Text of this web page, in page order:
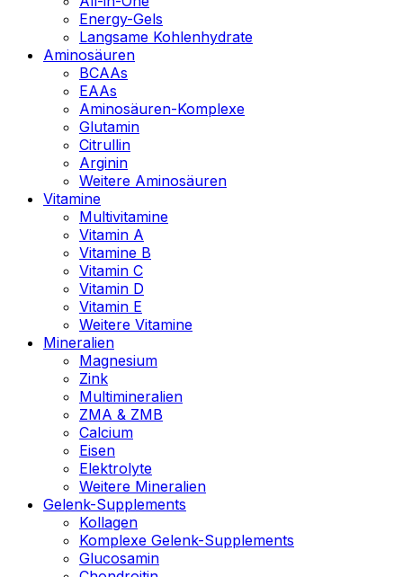
Energy-Gels
Langsame Kohlenhydrate
Aminosäuren
BCAAs
EAAs
Aminosäuren-Komplexe
Glutamin
Citrullin
Arginin
Weitere Aminosäuren
Vitamine
Multivitamine
Vitamin A
Vitamine B
Vitamin C
Vitamin D
Vitamin E
Weitere Vitamine
Mineralien
Magnesium
Zink
Multimineralien
ZMA & ZMB
Calcium
Eisen
Elektrolyte
Weitere Mineralien
Gelenk-Supplements
Kollagen
Komplexe Gelenk-Supplements
Glucosamin